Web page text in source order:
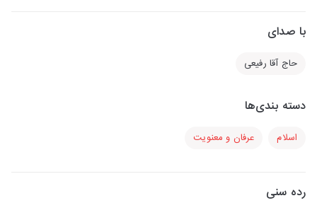
با صدای
حاج آقا رفیعی
دسته بندی‌ها
اسلام عرفان و معنویت
رده سنی